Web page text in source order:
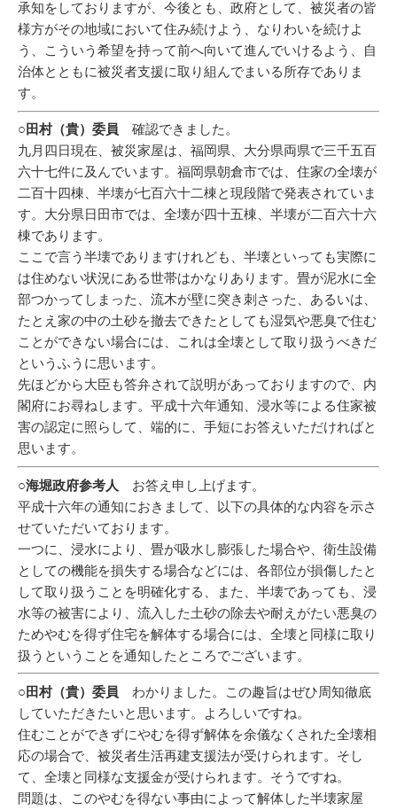
承知をしておりますが、今後とも、政府として、被災者の皆
様方がその地域において住み続けよう、なりわいを続けよ
う、こういう希望を持って前へ向いて進んでいけるよう、自
治体とともに被災者支援に取り組んでまいる所存でありま
す。
○田村（貴）委員 確認できました。
九月四日現在、被災家屋は、福岡県、大分県両県で三千五百
六十七件に及んでいます。福岡県朝倉市では、住家の全壊が
二百十四棟、半壊が七百六十二棟と現段階で発表されていま
す。大分県日田市では、全壊が四十五棟、半壊が二百六十六
棟であります。
ここで言う半壊でありますけれども、半壊といっても実際に
は住めない状況にある世帯はかなりあります。畳が泥水に全
部つかってしまった、流木が壁に突き刺さった、あるいは、
たとえ家の中の土砂を撤去できたとしても湿気や悪臭で住む
ことができない場合には、これは全壊として取り扱うべきだ
というふうに思います。
先ほどから大臣も答弁されて説明があっておりますので、内
閣府にお尋ねします。平成十六年通知、浸水等による住家被
害の認定に照らして、端的に、手短にお答えいただければと
思います。
○海堀政府参考人 お答え申し上げます。
平成十六年の通知におきまして、以下の具体的な内容を示さ
せていただいております。
一つに、浸水により、畳が吸水し膨張した場合や、衛生設備
としての機能を損失する場合などには、各部位が損傷したと
して取り扱うことを明確化する、また、半壊であっても、浸
水等の被害により、流入した土砂の除去や耐えがたい悪臭の
ためやむを得ず住宅を解体する場合には、全壊と同様に取り
扱うということを通知したところでございます。
○田村（貴）委員 わかりました。この趣旨はぜひ周知徹底
していただきたいと思います。よろしいですね。
住むことができずにやむを得ず解体を余儀なくされた全壊相
応の場合で、被災者生活再建支援法が受けられます。そし
て、全壊と同様な支援金が受けられます。そうですね。
問題は、このやむを得ない事由によって解体した半壊家屋